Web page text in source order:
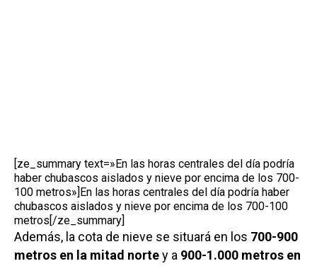
[ze_summary text=»En las horas centrales del día podría
haber chubascos aislados y nieve por encima de los 700-
100 metros»]En las horas centrales del día podría haber
chubascos aislados y nieve por encima de los 700-100
metros[/ze_summary]
Además, la cota de nieve se situará en los 700-900
metros en la mitad nortey a 900-1.000 metros en